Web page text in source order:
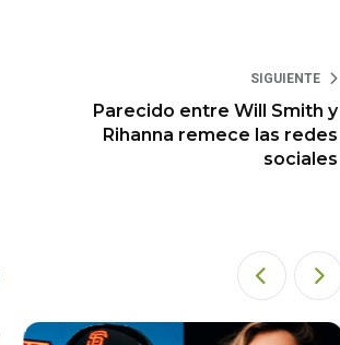
SIGUIENTE
Parecido entre Will Smith y
Rihanna remece las redes
sociales